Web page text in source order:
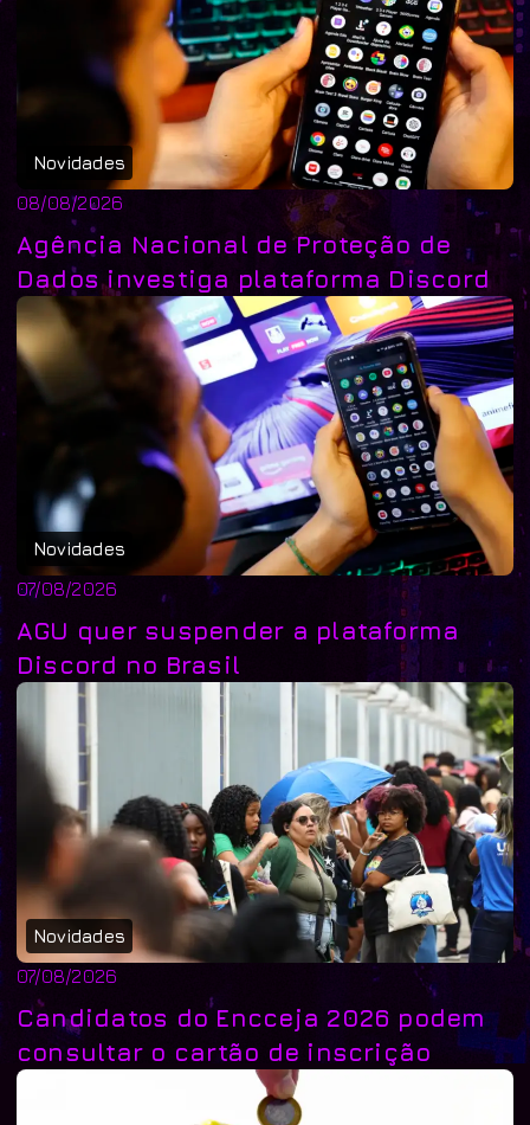
Novidades
08/08/2026
Agência Nacional de Proteção de
Dados investiga plataforma Discord
Novidades
07/08/2026
AGU quer suspender a plataforma
Discord no Brasil
Novidades
07/08/2026
Candidatos do Encceja 2026 podem
consultar o cartão de inscrição